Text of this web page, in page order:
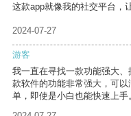
这款app就像我的社交平台，
2024-07-27
游客
我一直在寻找一款功能强大
款软件的功能非常强大，可
单，即使是小白也能快速上手